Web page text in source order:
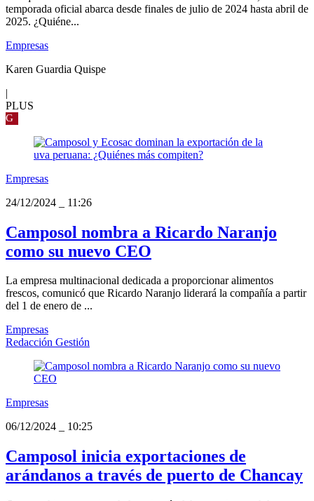
temporada oficial abarca desde finales de julio de 2024 hasta abril de
2025. ¿Quiéne...
Empresas
Karen Guardia Quispe
|
PLUS
G
Empresas
24/12/2024
11:26
Camposol nombra a Ricardo Naranjo
como su nuevo CEO
La empresa multinacional dedicada a proporcionar alimentos
frescos, comunicó que Ricardo Naranjo liderará la compañía a partir
del 1 de enero de ...
Empresas
Redacción Gestión
Empresas
06/12/2024
10:25
Camposol inicia exportaciones de
arándanos a través de puerto de Chancay